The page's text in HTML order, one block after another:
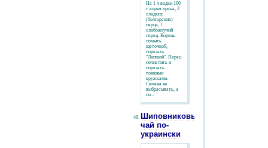
На 1 л водки 100
г. корня хрена, 2
сладких
(болгарских)
перца, 1
слабожгучий
перец. Корень
помыть
щеточкой,
порезать
"Лапшой". Перец
почистить и
порезать
тонкими
кружками.
Семена не
выбрасывать, а
по...
Шиповниковый
чай по-
украински